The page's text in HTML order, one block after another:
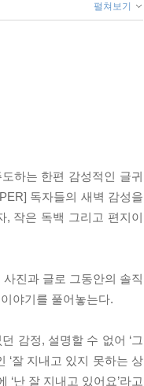
펼쳐보기
하는 한편 감성적인 글귀
독자들의 새벽 감성을
, 작은 독백 그리고 편지이
진과 글로 그동안의 솔직
야기를 풀어놓는다.
감정, 설명할 수 없어 ‘그
‘잘 지내고 있지 못하는 상
난 잘 지내고 있어요’라고